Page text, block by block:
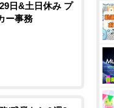
日&土日休み プ
ー事務